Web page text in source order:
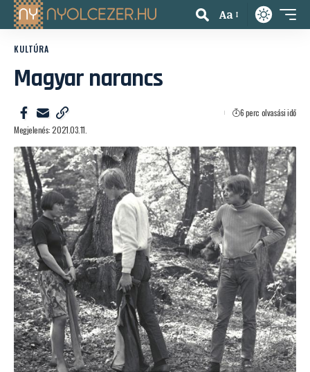
Aa
KULTÚRA
Magyar narancs
Megjelenés: 2021.03.11.
6 perc olvasási idő